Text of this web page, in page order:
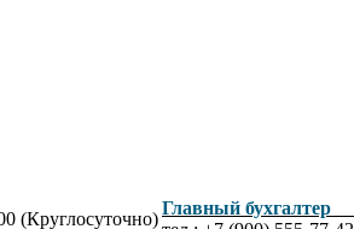
(Круглосуточно)
Главный бухгалтер